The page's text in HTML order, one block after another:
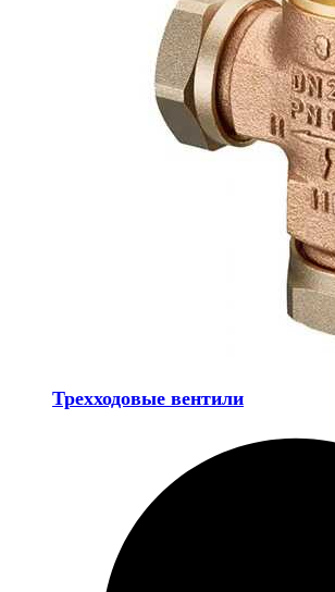
Трехходовые вентили